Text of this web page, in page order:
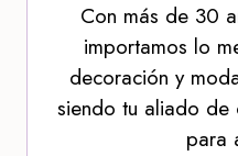
Con más de 30
importamos lo
decoración y
siendo tu aliado de
para